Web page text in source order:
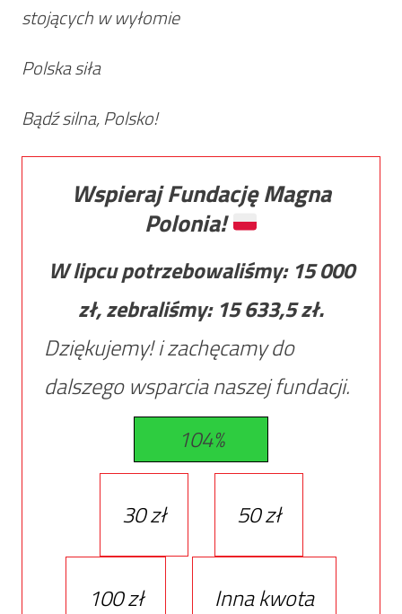
stojących w wyłomie
Polska siła
Bądź silna, Polsko!
Wspieraj Fundację Magna
Polonia!
W lipcu potrzebowaliśmy: 15 000
zł, zebraliśmy: 15 633,5zł.
Dziękujemy! i zachęcamy do
dalszego wsparcia naszej fundacji.
104%
30 zł 50 zł
100 zł
Inna kwota